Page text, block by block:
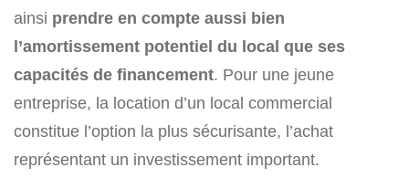
ainsi prendre en compte aussi bien
l’amortissement potentiel du local que ses
capacités de financement. Pour une jeune
entreprise, la location d’un local commercial
constitue l’option la plus sécurisante, l’achat
représentant un investissement important.